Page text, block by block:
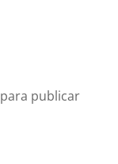
para publicar